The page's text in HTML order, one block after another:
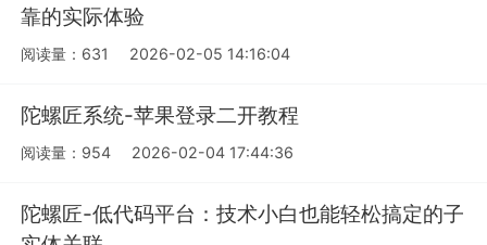
靠的实际体验
阅读量：631 2026-02-05 14:16:04
陀螺匠系统-苹果登录二开教程
阅读量：954 2026-02-04 17:44:36
陀螺匠-低代码平台：技术小白也能轻松搞定的子